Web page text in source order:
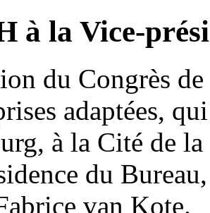
à la Vice-
du Congrès
adaptées,
à la Cité de
du
van Kote.